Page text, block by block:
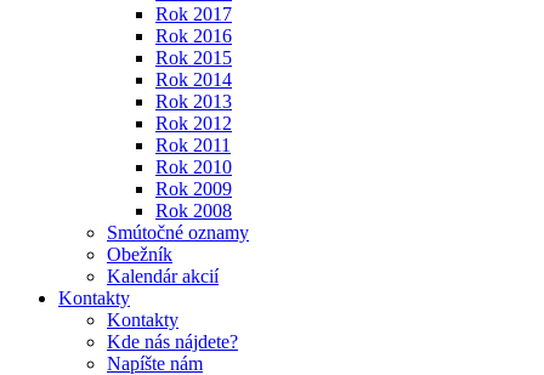
Rok 2017
Rok 2016
Rok 2015
Rok 2014
Rok 2013
Rok 2012
Rok 2011
Rok 2010
Rok 2009
Rok 2008
Smútočné oznamy
Obežník
Kalendár akcií
Kontakty
Kontakty
Kde nás nájdete?
Napíšte nám